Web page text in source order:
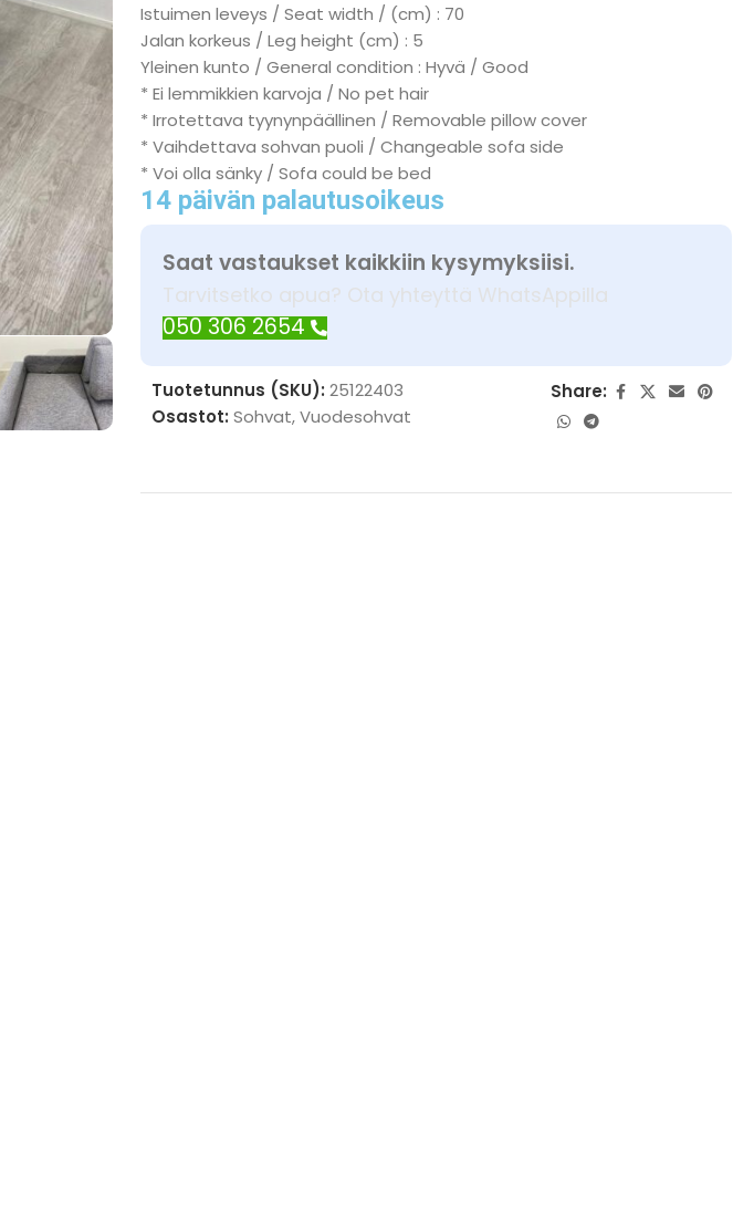
Istuimen leveys / Seat width / (cm) : 70
Jalan korkeus / Leg height (cm) : 5
Yleinen kunto / General condition : Hyvä / Good
* Ei lemmikkien karvoja / No pet hair
* Irrotettava tyynynpäällinen / Removable pillow cover
* Vaihdettava sohvan puoli / Changeable sofa side
* Voi olla sänky / Sofa could be bed
14 päivän palautusoikeus
Saat vastaukset kaikkiin kysymyksiisi.
Tarvitsetko apua? Ota yhteyttä WhatsAppilla
050 306 2654
Tuotetunnus (SKU):25122403
Osastot: Sohvat,Vuodesohvat
Share: